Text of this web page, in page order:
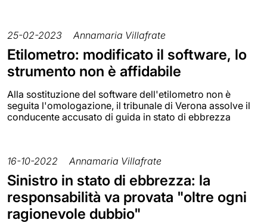
25-02-2023 Annamaria Villafrate
Etilometro: modificato il software, lo
strumento non è affidabile
Alla sostituzione del software dell'etilometro non è
seguita l'omologazione, il tribunale di Verona assolve il
conducente accusato di guida in stato di ebbrezza
16-10-2022 Annamaria Villafrate
Sinistro in stato di ebbrezza: la
responsabilità va provata "oltre ogni
ragionevole dubbio"